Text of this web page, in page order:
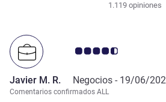
1.119 opiniones
Nota de clientes de Avis
Javier M. R. Negocios - 19/06/
Comentarios confirmados ALL